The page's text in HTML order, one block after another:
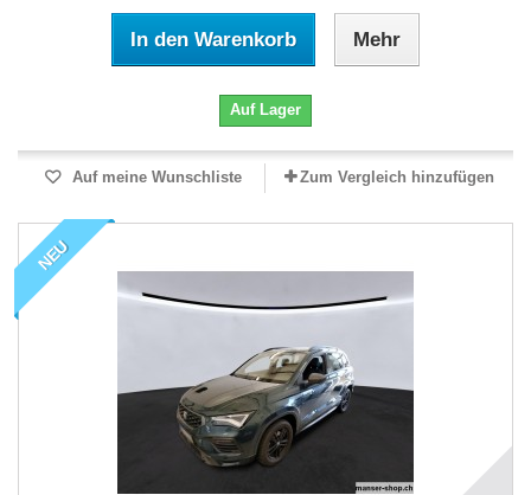
In den Warenkorb Mehr
Auf Lager
Auf meine Wunschliste Zum Vergleich hinzufügen
NEU